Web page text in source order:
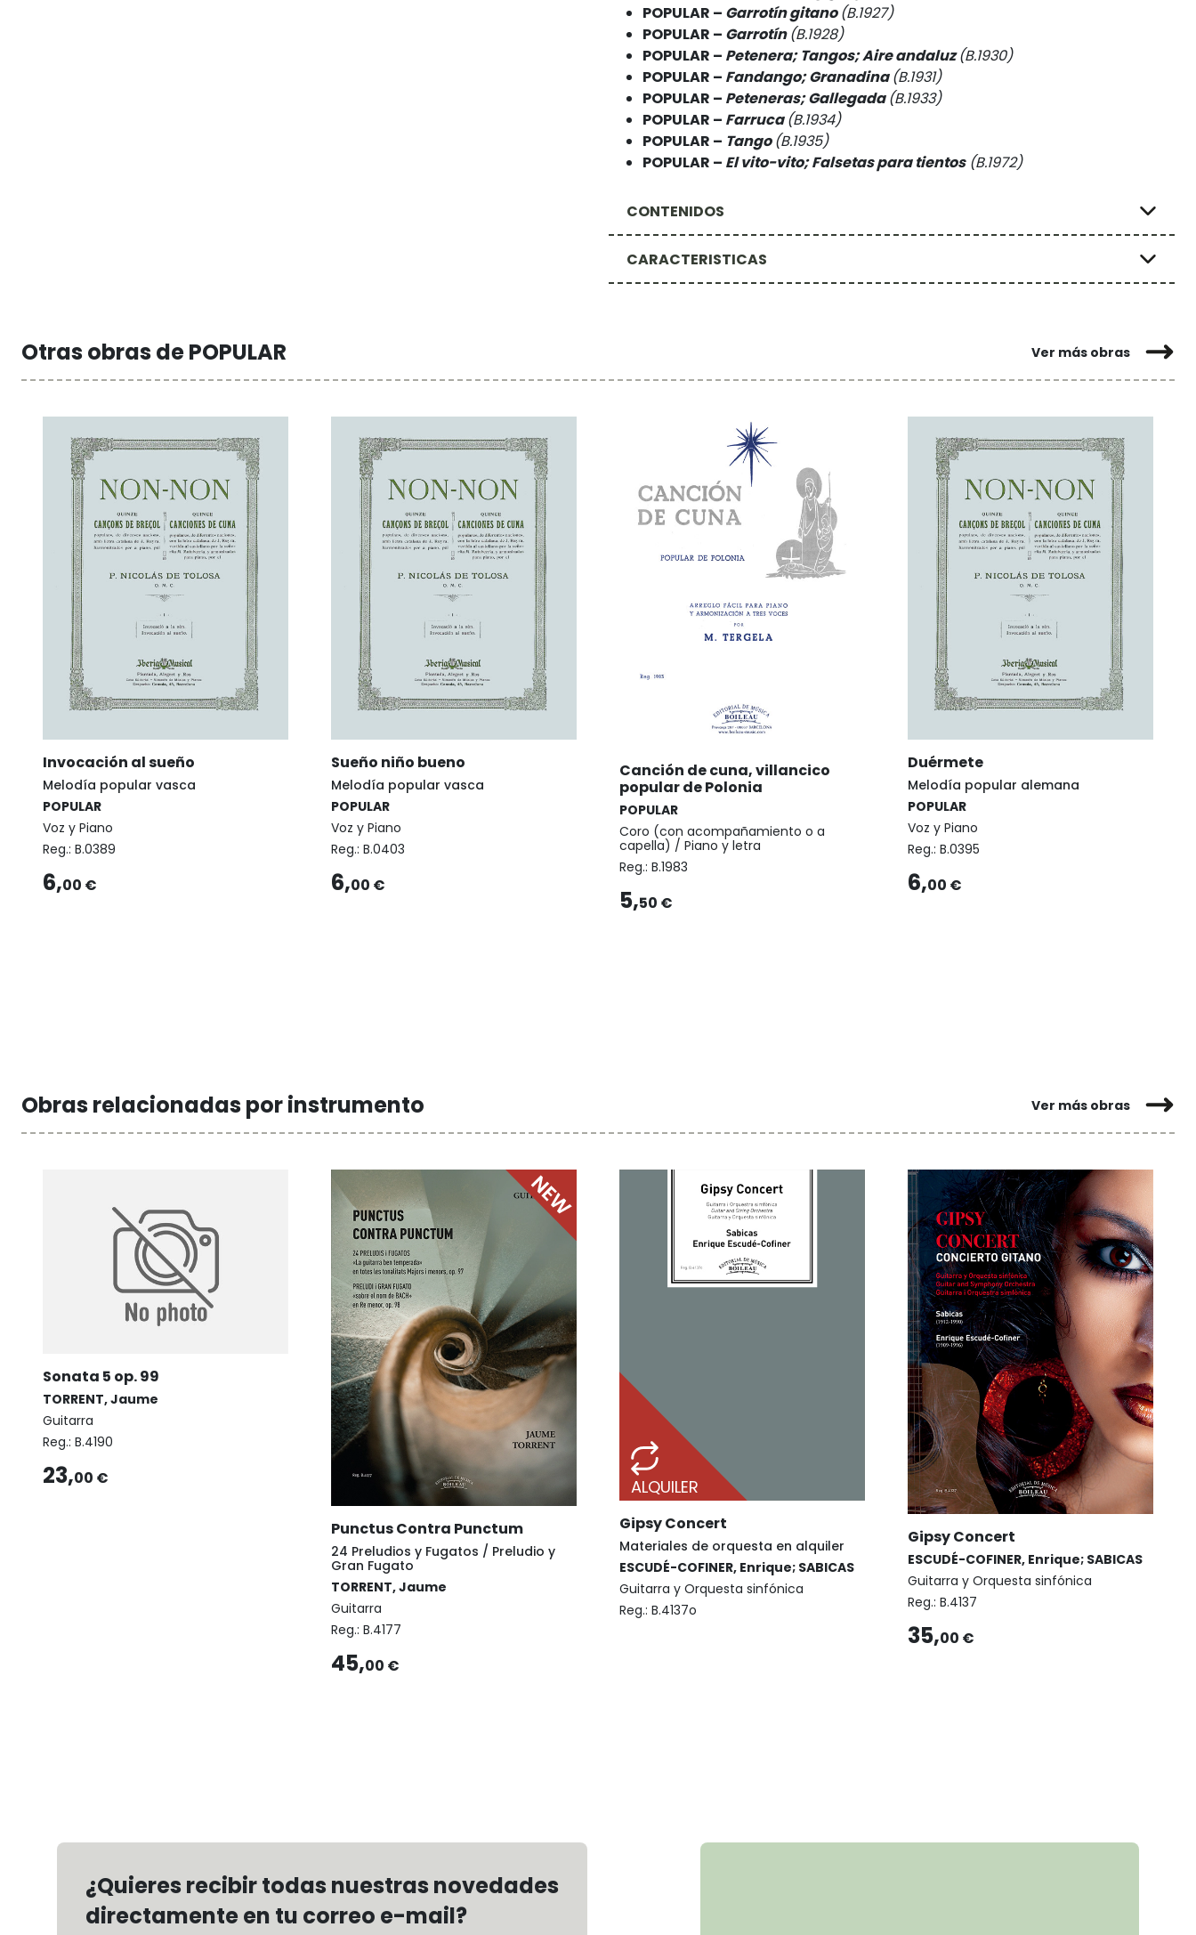
POPULAR – Garrotín gitano(B.1927)
POPULAR – Garrotín(B.1928)
POPULAR – Petenera; Tangos; Aire andaluz (B.1930)
POPULAR – Fandango; Granadina(B.1931)
POPULAR – Peteneras; Gallegada (B.1933)
POPULAR – Farruca(B.1934)
POPULAR – Tango(B.1935)
POPULAR – El vito-vito; Falsetas para tientos (B.1972)
CONTENIDOS
CARACTERISTICAS
Otras obras de POPULAR Ver más obras
Invocación al sueño
Melodía popular vasca
POPULAR
Voz y Piano
Reg.: B.0389
6,00 €
Sueño niño bueno
Melodía popular vasca
POPULAR
Voz y Piano
Reg.: B.0403
6,00 €
Canción de cuna, villancico
popular de Polonia
POPULAR
Coro (con acompañamiento o a
capella) / Piano y letra
Reg.: B.1983
5,50 €
Duérmete
Melodía popular alemana
POPULAR
Voz y Piano
Reg.: B.0395
6,00 €
Obras relacionadas por instrumento Ver más obras
Sonata 5 op. 99
TORRENT, Jaume
Guitarra
Reg.: B.4190
23,00 €
Punctus Contra Punctum
24 Preludios y Fugatos / Preludio y
Gran Fugato
TORRENT, Jaume
Guitarra
Reg.: B.4177
45,00 €
ALQUILER
Gipsy Concert
Materiales de orquesta en alquiler
ESCUDÉ-COFINER, Enrique; SABICAS
Guitarra y Orquesta sinfónica
Reg.: B.4137o
Gipsy Concert
ESCUDÉ-COFINER, Enrique; SABICAS
Guitarra y Orquesta sinfónica
Reg.: B.4137
35,00 €
¿Quieres recibir todas nuestras novedades
directamente en tu correo e-mail?